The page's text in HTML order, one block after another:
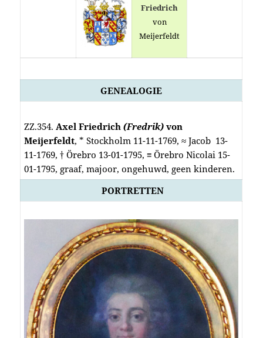
Friedrich
von
Meijerfeldt
GENEALOGIE
ZZ.354.Axel Friedrich (Fredrik) von
Meijerfeldt, * Stockholm 11-11-1769, ≈ Jacob 13-
11-1769, † Örebro 13-01-1795, ≡ Örebro Nicolai 15-
01-1795, graaf, majoor, ongehuwd, geen kinderen.
PORTRETTEN